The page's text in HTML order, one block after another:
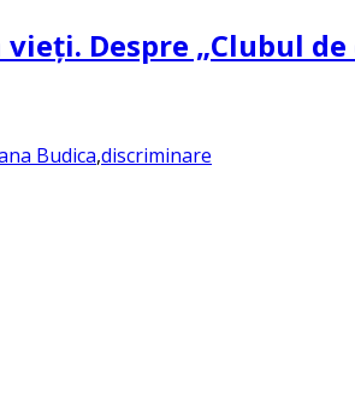
Despre „Clubul
Budica,discriminare